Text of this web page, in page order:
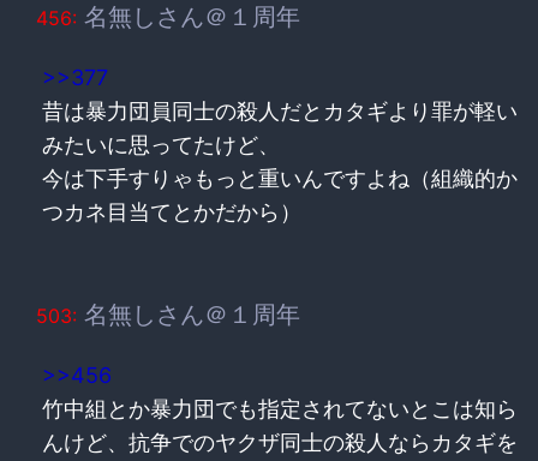
456: 名無しさん＠１周年
>>377
昔は暴力団員同士の殺人だとカタギより罪が軽い
みたいに思ってたけど、
今は下手すりゃもっと重いんですよね（組織的か
つカネ目当てとかだから）
503: 名無しさん＠１周年
>>456
竹中組とか暴力団でも指定されてないとこは知ら
んけど、抗争でのヤクザ同士の殺人ならカタギを